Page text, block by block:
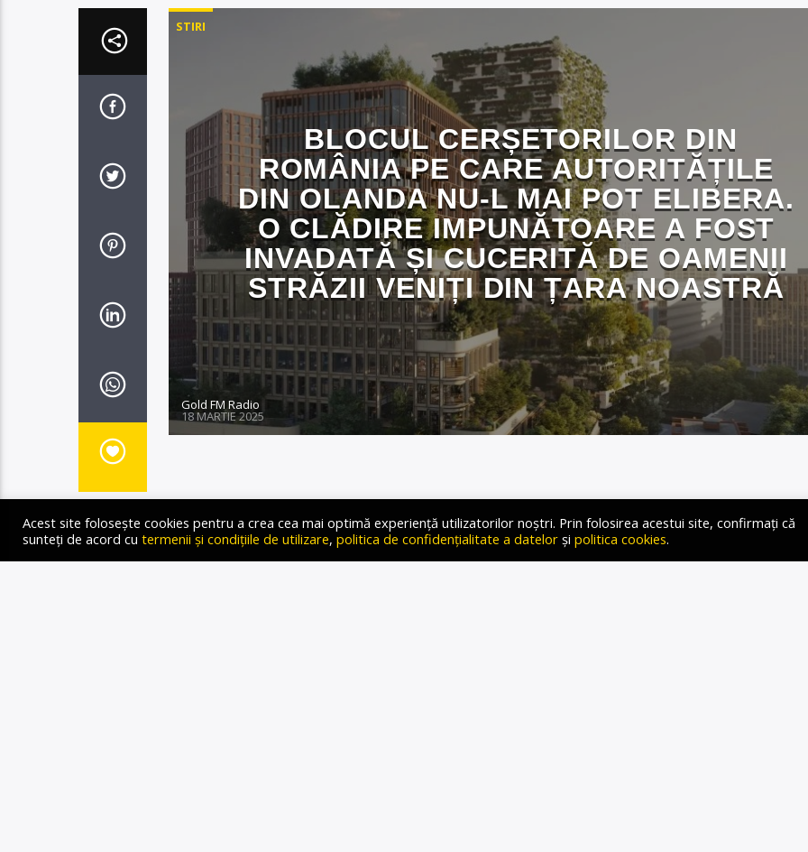
STIRI
BLOCUL CERȘETORILOR DIN
ROMÂNIA PE CARE AUTORITĂȚILE
DIN OLANDA NU-L MAI POT ELIBERA.
O CLĂDIRE IMPUNĂTOARE A FOST
INVADATĂ ȘI CUCERITĂ DE OAMENII
STRĂZII VENIȚI DIN ȚARA NOASTRĂ
Gold FM Radio
18 MARTIE 2025
taxele, există și cazuri care strică imaginea compatrioților peste hotare. Un astfel de
exemplu vine din Olanda, unde un grup de cerșetori români a ocupat ilegal mai
Acest site folosește cookies pentru a crea cea mai optimă experiență utilizatorilor noștri. Prin folosirea acestui site, confirmați că
sunteți de acord cu termenii și condițiile de utilizare, politica de confidențialitate a datelor și politica cookies.